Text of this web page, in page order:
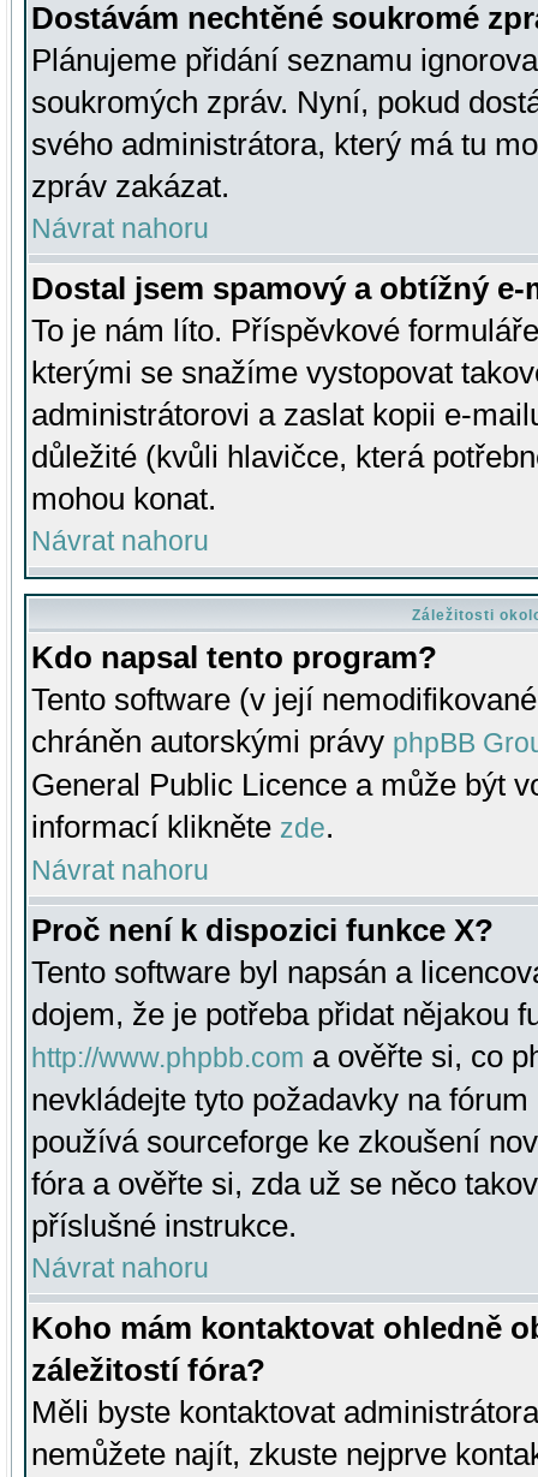
Dostávám nechtěné soukromé
Plánujeme přidání seznamu
soukromých zpráv. Nyní, pokud
svého administrátora, který má tu
zpráv zakázat.
Návrat nahoru
Dostal jsem spamový a obtížný
To je nám líto. Příspěvkové
kterými se snažíme vystopovat
administrátorovi a zaslat kopii e-
důležité (kvůli hlavičce, která
mohou konat.
Návrat nahoru
Záležitosti
Kdo napsal tento program?
Tento software (v její
chráněn autorskými právy phpBB
General Public Licence a může být
informací klikněte zde.
Návrat nahoru
Proč není k dispozici funkce X?
Tento software byl napsán a
dojem, že je potřeba přidat nějakou
http://www.phpbb.com a ověřte si, co
nevkládejte tyto požadavky na
používá sourceforge ke zkoušení
fóra a ověřte si, zda už se něco
příslušné instrukce.
Návrat nahoru
Koho mám kontaktovat ohledně
záležitostí fóra?
Měli byste kontaktovat
nemůžete najít, zkuste nejprve